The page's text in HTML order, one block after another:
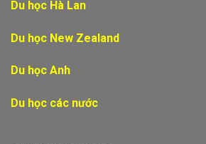
Du học Hà Lan
Du học New Zealand
Du học Anh
Du học các nước